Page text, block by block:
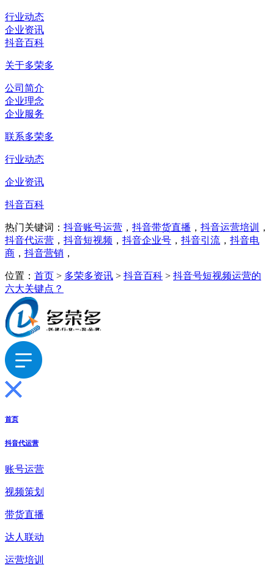
行业动态
企业资讯
抖音百科
关于多荣多
公司简介
企业理念
企业服务
联系多荣多
行业动态
企业资讯
抖音百科
热门关键词： 抖音账号运营 ， 抖音带货直播 ， 抖音运营培训
，
抖音代运营 ， 抖音短视频 ， 抖音企业号 ， 抖音引流 ， 抖音电
商 ， 抖音营销 ，
位置： 首页 > 多荣多资讯 > 抖音百科 > 抖音号短视频运营的
六大关键点？
首页
抖音代运营
账号运营
视频策划
带货直播
达人联动
运营培训